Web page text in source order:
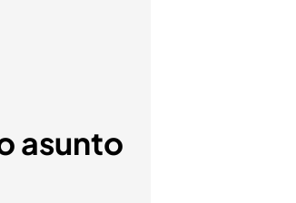
asunto